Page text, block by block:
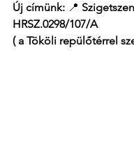
Új címünk: 📍
HRSZ.0298/107/A
( a Tököli repülőtérrel